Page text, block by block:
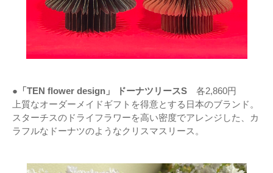
●「TEN flower design」 ドーナツリースS 各2,860円
上質なオーダーメイドギフトを得意とする日本のブランド。
スターチスのドライフラワーを高い密度でアレンジした、カ
ラフルなドーナツのようなクリスマスリース。